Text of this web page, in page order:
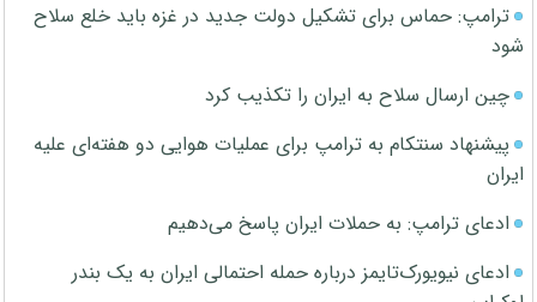
ترامپ: حماس برای تشکیل دولت جدید در غزه باید خلع سلاح
شود
چین ارسال سلاح به ایران را تکذیب کرد
پیشنهاد سنتکام به ترامپ برای عملیات هوایی دو هفته‌ای علیه
ایران
ادعای ترامپ: به حملات ایران پاسخ می‌دهیم
ادعای نیویورک‌تایمز درباره حمله احتمالی ایران به یک بندر